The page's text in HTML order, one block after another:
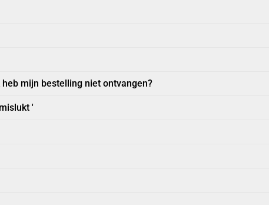
mijn bestelling niet ontvangen?
'